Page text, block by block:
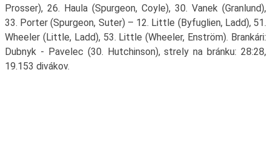
Prosser), 26. Haula (Spurgeon, Coyle), 30. Vanek (Granlund),
33. Porter (Spurgeon, Suter) – 12. Little (Byfuglien, Ladd), 51.
Wheeler (Little, Ladd), 53. Little (Wheeler, Enström). Brankári:
Dubnyk - Pavelec (30. Hutchinson), strely na bránku: 28:28,
19.153 divákov.